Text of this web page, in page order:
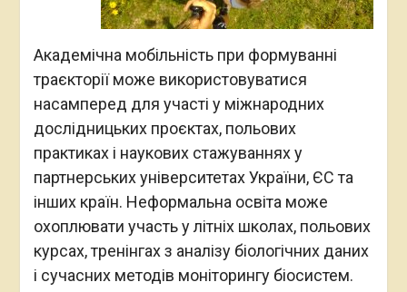
Академічна мобільність при формуванні
траєкторії може використовуватися
насамперед для участі у міжнародних
дослідницьких проєктах, польових
практиках і наукових стажуваннях у
партнерських університетах України, ЄС та
інших країн. Неформальна освіта може
охоплювати участь у літніх школах, польових
курсах, тренінгах з аналізу біологічних даних
і сучасних методів моніторингу біосистем.